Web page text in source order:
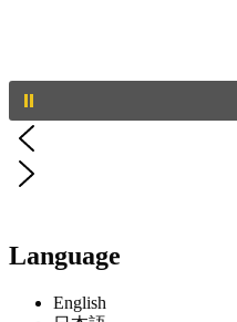
Language
English